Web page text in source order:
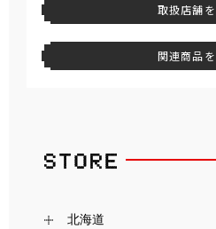
取扱店舗
関連商品
北海道